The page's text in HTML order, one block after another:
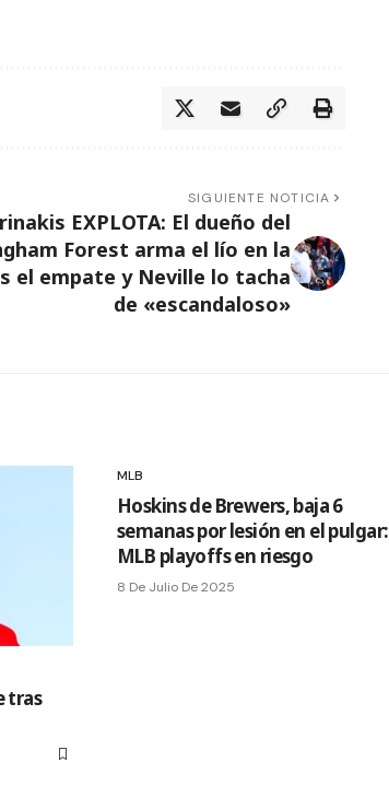
SIGUIENTE NOTICIA
EXPLOTA: El dueño del
Forest arma el lío en la
el empate y Neville lo tacha
de «escandaloso»
tras
MLB
Hoskins de Brewers, baja 6
semanas por lesión en el pulgar:
MLB playoffs en riesgo
8 De Julio De 2025